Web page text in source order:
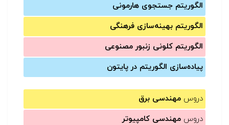
الگوریتم جستجوی هارمونی
الگوریتم بهینه‌سازی فرهنگی
الگوریتم کلونی زنبور مصنوعی
پیاده‌سازی الگوریتم در پایتون
دروس مهندسی برق
دروس مهندسی کامپیوتر